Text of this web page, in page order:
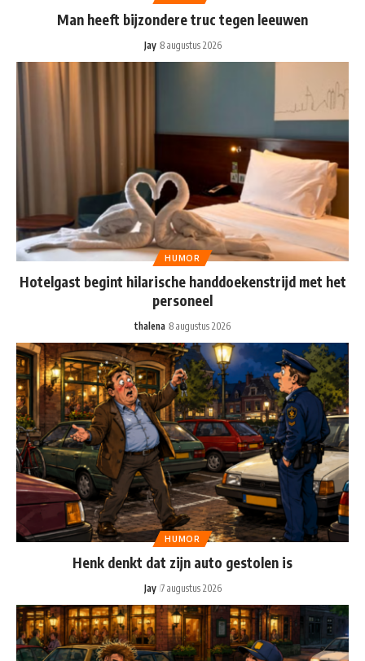
Man heeft bijzondere truc tegen leeuwen
Jay 8 augustus 2026
HUMOR
Hotelgast begint hilarische handdoekenstrijd met het
personeel
thalena 8 augustus 2026
HUMOR
Henk denkt dat zijn auto gestolen is
Jay 7 augustus 2026